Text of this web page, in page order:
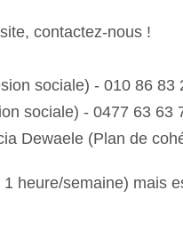
contactez-nous !
sociale) - 010 86 83
sociale) - 0477 63 63
Dewaele (Plan de
heure/semaine) mais